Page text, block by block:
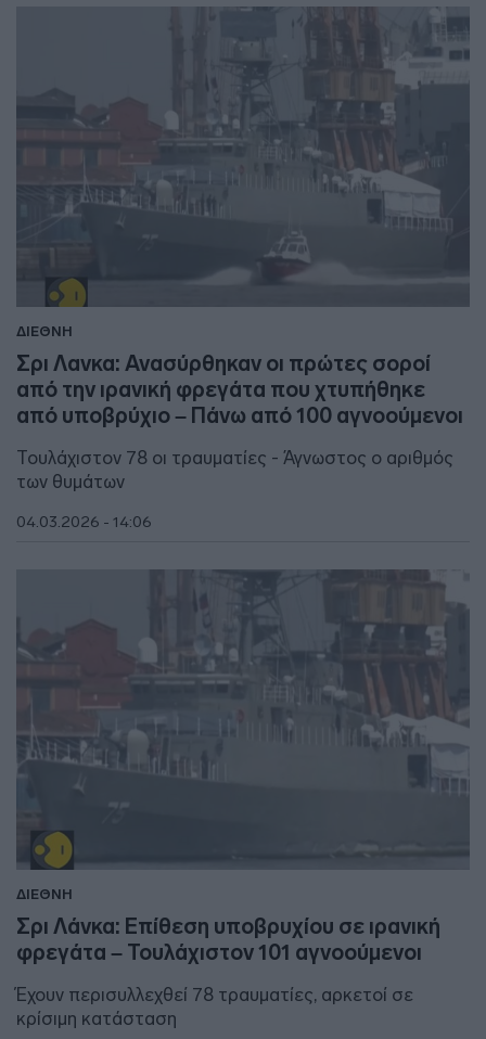
ΔΙΕΘΝΗ
Σρι Λανκα: Ανασύρθηκαν οι πρώτες σοροί
από την ιρανική φρεγάτα που χτυπήθηκε
από υποβρύχιο – Πάνω από 100 αγνοούμενοι
Τουλάχιστον 78 οι τραυματίες - Άγνωστος ο αριθμός
των θυμάτων
04.03.2026 - 14:06
ΔΙΕΘΝΗ
Σρι Λάνκα: Επίθεση υποβρυχίου σε ιρανική
φρεγάτα – Τουλάχιστον 101 αγνοούμενοι
Έχουν περισυλλεχθεί 78 τραυματίες, αρκετοί σε
κρίσιμη κατάσταση